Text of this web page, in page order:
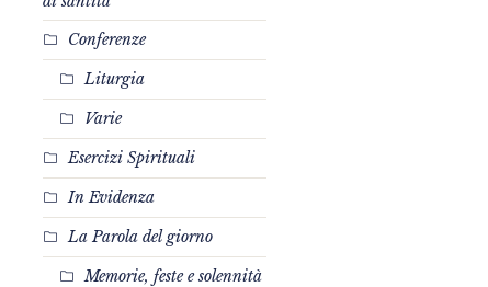
Conferenze
Liturgia
Varie
Esercizi Spirituali
In Evidenza
La Parola del giorno
Memorie, feste e solennità